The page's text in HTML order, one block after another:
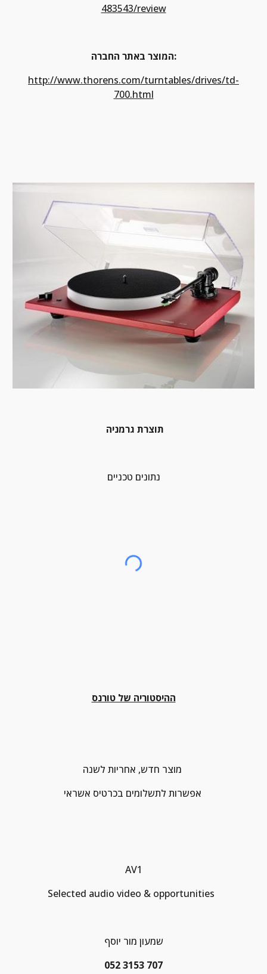
483543/review
המוצר באתר החברה:
http://www.thorens.com/turntables/drives/td-
700.html
תוצרת גרמניה
נתונים טכניים
ההיסטוריה של טורנס
AV1
Selected audio video & opportunities
שמעון מור יוסף
052 3153 707